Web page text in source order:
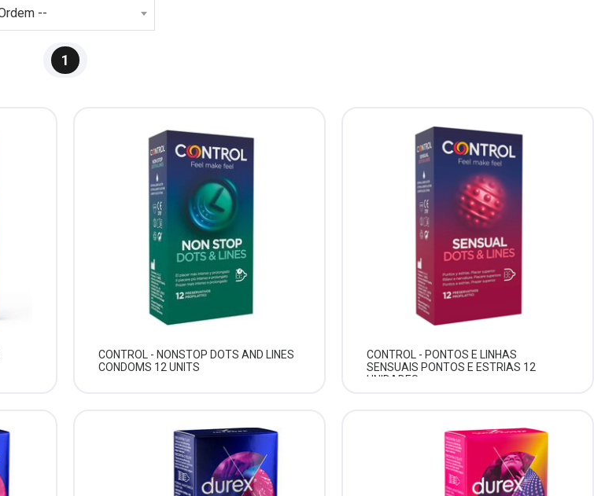
1
CONTROL - NONSTOP DOTS AND LINES
CONDOMS 12 UNITS
CONTROL - PONTOS E LINHAS
SENSUAIS PONTOS E ESTRIAS 12
UNIDADES